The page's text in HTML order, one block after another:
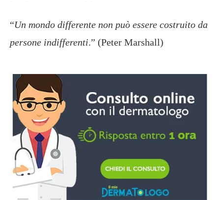
“Un mondo differente non può essere costruito da
persone indifferenti.” (Peter Marshall)